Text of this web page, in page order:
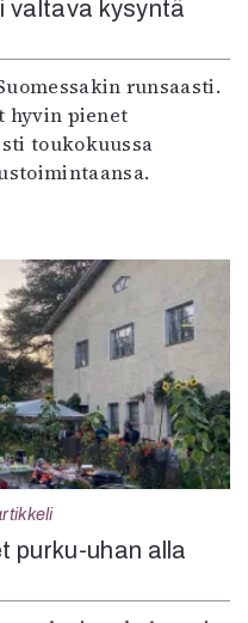
valtava kysyntä
runsaasti.
hyvin pienet
toukokuussa
purku-uhan alla